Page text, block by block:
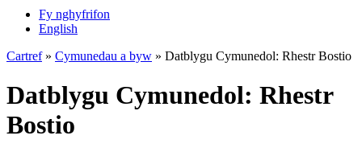
Fy nghyfrifon
English
Cartref» Cymunedau a byw » Datblygu Cymunedol: Rhestr Bostio
Datblygu Cymunedol: Rhestr
Bostio